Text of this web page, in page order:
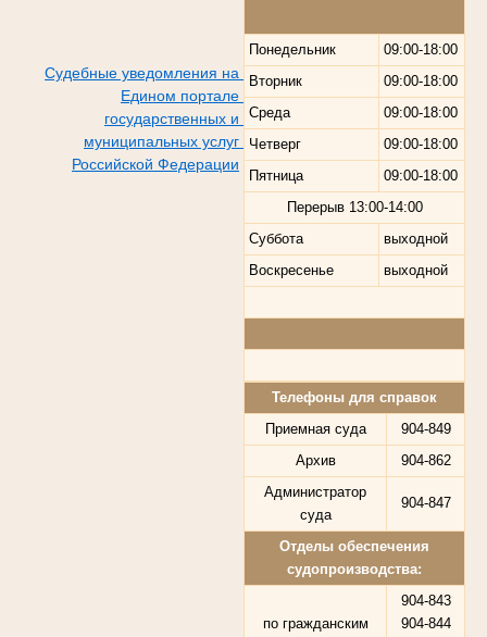
Понедельник
09:00-18:00
Вторник
09:00-18:00
Среда
09:00-18:00
Четверг
09:00-18:00
Пятница
09:00-18:00
Перерыв 13:00-14:00
Суббота
выходной
Воскресенье
выходной
Телефоны для справок
Приемная суда
904-849
Архив
904-862
Администратор
суда
904-847
Отделы обеспечения
судопроизводства:
по гражданским
904-843
904-844
Судебные уведомления на
Едином портале
государственных и
муниципальных услуг
Российской Федерации